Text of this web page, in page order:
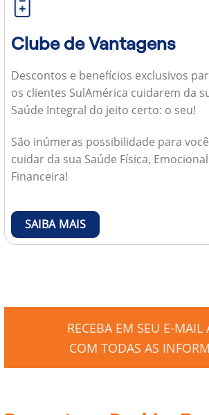
Clube de Vantagens
Descontos e benefícios exclusivos
os clientes SulAmérica cuidarem da
Saúde Integral do jeito certo: o seu!
São inúmeras possibilidade para você
cuidar da sua Saúde Física,
Financeira!
SAIBA MAIS
RECEBA EM SEU E-
COM TODAS AS